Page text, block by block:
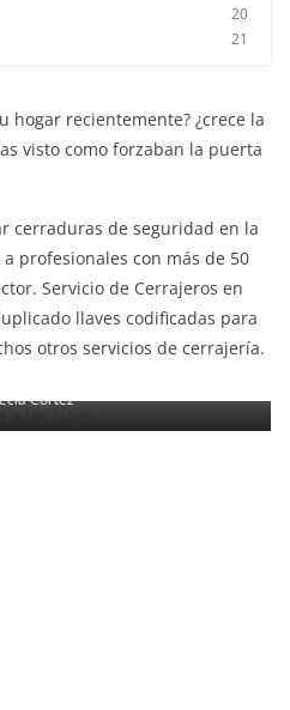
20
21
hogar recientemente? ¿crece la
visto como forzaban la puerta
cerraduras de seguridad en la
profesionales con más de 50
Servicio de Cerrajeros en
llaves codificadas para
otros servicios de cerrajería.
LIBROS CINE Y TV
y te mostramos todos los